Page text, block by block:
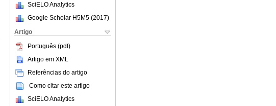
SciELO Analytics
Google Scholar H5M5 (2017)
Artigo
Português (pdf)
Artigo em XML
Referências do artigo
Como citar este artigo
SciELO Analytics